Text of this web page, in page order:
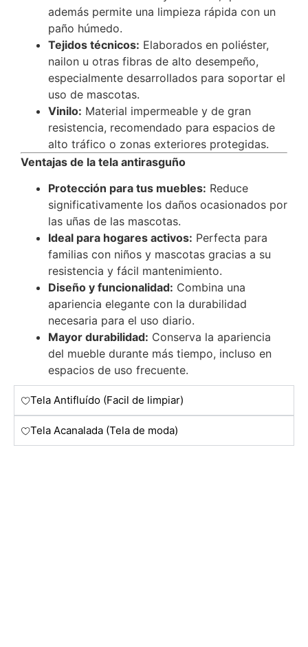
además permite una limpieza rápida con un
paño húmedo.
Tejidos técnicos: Elaborados en poliéster,
nailon u otras fibras de alto desempeño,
especialmente desarrollados para soportar el
uso de mascotas.
Vinilo: Material impermeable y de gran
resistencia, recomendado para espacios de
alto tráfico o zonas exteriores protegidas.
Ventajas de la tela antirasguño
Protección para tus muebles: Reduce
significativamente los daños ocasionados por
las uñas de las mascotas.
Ideal para hogares activos: Perfecta para
familias con niños y mascotas gracias a su
resistencia y fácil mantenimiento.
Diseño y funcionalidad: Combina una
apariencia elegante con la durabilidad
necesaria para el uso diario.
Mayor durabilidad: Conserva la apariencia
del mueble durante más tiempo, incluso en
espacios de uso frecuente.
Tela Antifluído (Facil de limpiar)
Tela Acanalada (Tela de moda)